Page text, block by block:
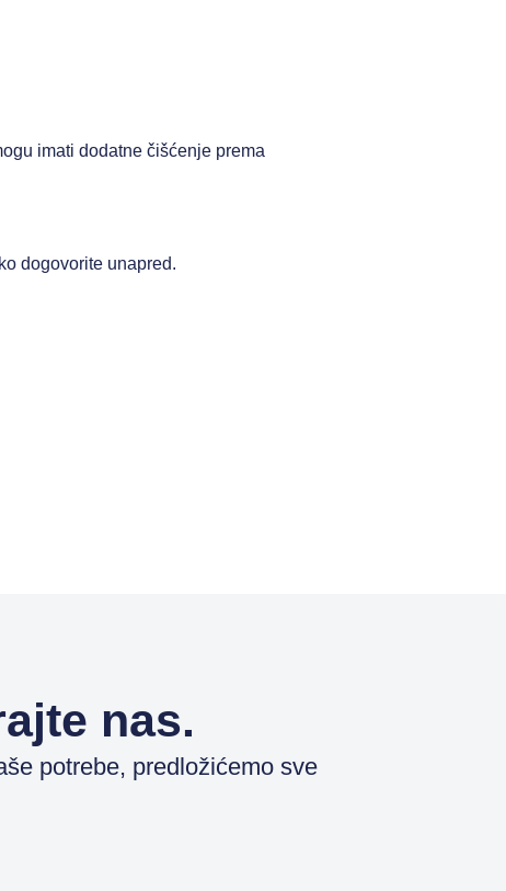
imati dodatne čišćenje prema
dogovorite unapred.
nas.
potrebe, predložićemo sve